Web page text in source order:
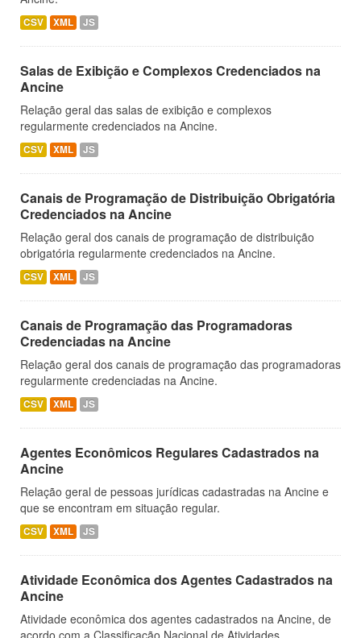
CSV XML JS
Salas de Exibição e Complexos Credenciados na
Ancine
Relação geral das salas de exibição e complexos
regularmente credenciados na Ancine.
CSV XML JS
Canais de Programação de Distribuição Obrigatória
Credenciados na Ancine
Relação geral dos canais de programação de distribuição
obrigatória regularmente credenciados na Ancine.
CSV XML JS
Canais de Programação das Programadoras
Credenciadas na Ancine
Relação geral dos canais de programação das programadoras
regularmente credenciadas na Ancine.
CSV XML JS
Agentes Econômicos Regulares Cadastrados na
Ancine
Relação geral de pessoas jurídicas cadastradas na Ancine e
que se encontram em situação regular.
CSV XML JS
Atividade Econômica dos Agentes Cadastrados na
Ancine
Atividade econômica dos agentes cadastrados na Ancine, de
acordo com a Classificação Nacional de Atividades